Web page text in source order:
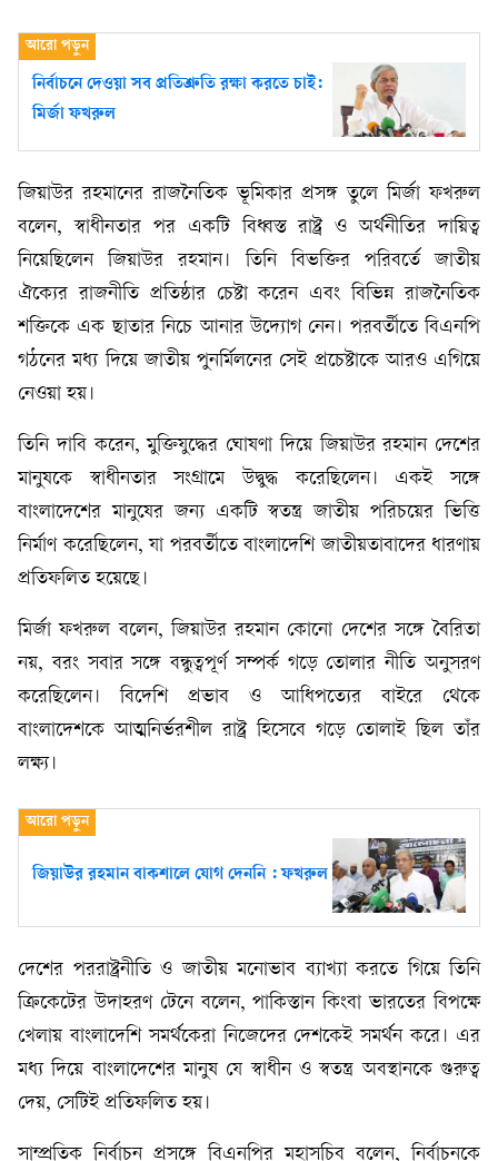
নির্বাচনে দেওয়া সব প্রতিশ্রুতি রক্ষা করতে চাই:
মির্জা ফখরুল
জিয়াউর রহমানের রাজনৈতিক ভূমিকার প্রসঙ্গ তুলে মির্জা ফখরুল
বলেন, স্বাধীনতার পর একটি বিধ্বস্ত রাষ্ট্র ও অর্থনীতির দায়িত্ব
নিয়েছিলেন জিয়াউর রহমান। তিনি বিভক্তির পরিবর্তে জাতীয়
ঐক্যের রাজনীতি প্রতিষ্ঠার চেষ্টা করেন এবং বিভিন্ন রাজনৈতিক
শক্তিকে এক ছাতার নিচে আনার উদ্যোগ নেন। পরবর্তীতে বিএনপি
গঠনের মধ্য দিয়ে জাতীয় পুনর্মিলনের সেই প্রচেষ্টাকে আরও এগিয়ে
নেওয়া হয়।
তিনি দাবি করেন, মুক্তিযুদ্ধের ঘোষণা দিয়ে জিয়াউর রহমান দেশের
মানুষকে স্বাধীনতার সংগ্রামে উদ্বুদ্ধ করেছিলেন। একই সঙ্গে
বাংলাদেশের মানুষের জন্য একটি স্বতন্ত্র জাতীয় পরিচয়ের ভিত্তি
নির্মাণ করেছিলেন, যা পরবর্তীতে বাংলাদেশি জাতীয়তাবাদের ধারণায়
প্রতিফলিত হয়েছে।
মির্জা ফখরুল বলেন, জিয়াউর রহমান কোনো দেশের সঙ্গে বৈরিতা
নয়, বরং সবার সঙ্গে বন্ধুত্বপূর্ণ সম্পর্ক গড়ে তোলার নীতি অনুসরণ
করেছিলেন। বিদেশি প্রভাব ও আধিপত্যের বাইরে থেকে
বাংলাদেশকে আত্মনির্ভরশীল রাষ্ট্র হিসেবে গড়ে তোলাই ছিল তাঁর
লক্ষ্য।
জিয়াউর রহমান বাকশালে যোগ দেননি : ফখরুল
দেশের পররাষ্ট্রনীতি ও জাতীয় মনোভাব ব্যাখ্যা করতে গিয়ে তিনি
ক্রিকেটের উদাহরণ টেনে বলেন, পাকিস্তান কিংবা ভারতের বিপক্ষে
খেলায় বাংলাদেশি সমর্থকেরা নিজেদের দেশকেই সমর্থন করে। এর
মধ্য দিয়ে বাংলাদেশের মানুষ যে স্বাধীন ও স্বতন্ত্র অবস্থানকে গুরুত্ব
দেয়, সেটিই প্রতিফলিত হয়।
সাম্প্রতিক নির্বাচন প্রসঙ্গে বিএনপির মহাসচিব বলেন, নির্বাচনকে